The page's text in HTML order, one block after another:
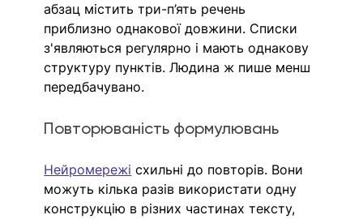
абзац містить три-п’ять речень
приблизно однакової довжини. Списки
з'являються регулярно і мають однакову
структуру пунктів. Людина ж пише менш
передбачувано.
Повторюваність формулювань
Нейромережі схильні до повторів. Вони
можуть кілька разів використати одну
конструкцію в різних частинах тексту,